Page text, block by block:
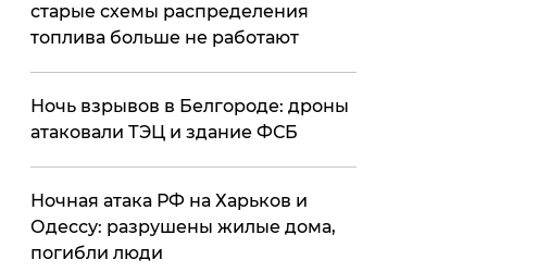
старые схемы распределения
топлива больше не работают
​Ночь взрывов в Белгороде: дроны
атаковали ТЭЦ и здание ФСБ
​Ночная атака РФ на Харьков и
Одессу: разрушены жилые дома,
погибли люди